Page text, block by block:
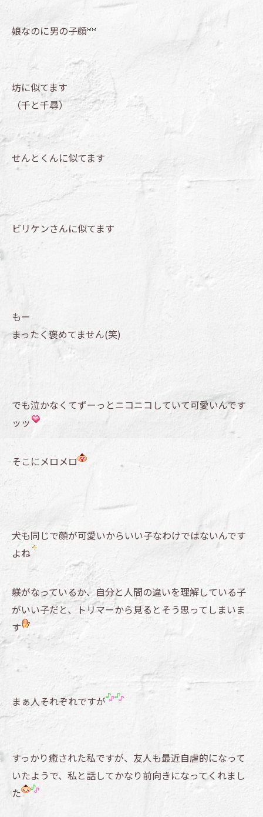
娘なのに男の子顔
坊に似てます
（千と千尋）
せんとくんに似てます
ビリケンさんに似てます
もー
まったく褒めてません(笑)
でも泣かなくてずーっとニコニコしていて可愛いんです
ッッ
そこにメロメロ
犬も同じで顔が可愛いからいい子なわけではないんです
よね
躾がなっているか、自分と人間の違いを理解している子
がいい子だと、トリマーから見るとそう思ってしまいま
す
まぁ人それぞれですが
すっかり癒された私ですが、友人も最近自虐的になって
いたようで、私と話してかなり前向きになってくれまし
た